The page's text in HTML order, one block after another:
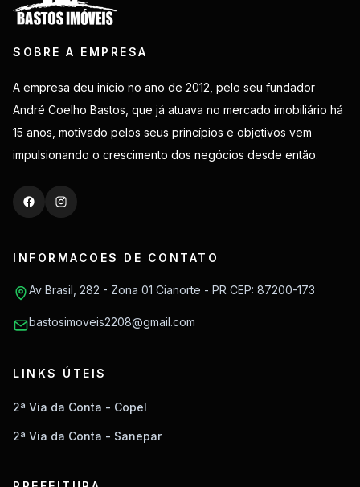
SOBRE A EMPRESA
A empresa deu início no ano de 2012, pelo seu fundador
André Coelho Bastos, que já atuava no mercado imobiliário há
15 anos, motivado pelos seus princípios e objetivos vem
impulsionando o crescimento dos negócios desde então.
INFORMACOES DE CONTATO
Av Brasil, 282 - Zona 01 Cianorte - PR CEP: 87200-173
bastosimoveis2208@gmail.com
LINKS ÚTEIS
2ª Via da Conta - Copel
2ª Via da Conta - Sanepar